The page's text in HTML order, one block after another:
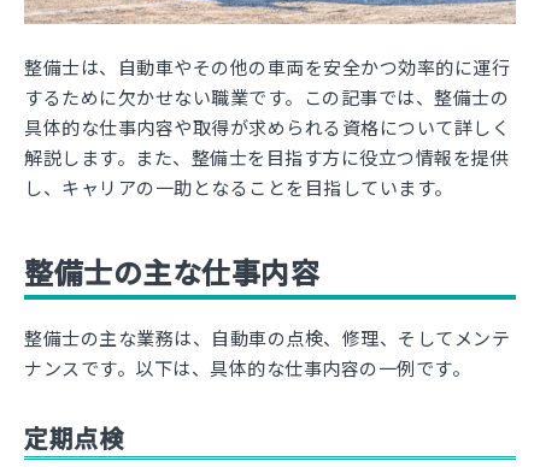
整備士は、自動車やその他の車両を安全かつ効率的に運行
するために欠かせない職業です。この記事では、整備士の
具体的な仕事内容や取得が求められる資格について詳しく
解説します。また、整備士を目指す方に役立つ情報を提供
し、キャリアの一助となることを目指しています。
整備士の主な仕事内容
整備士の主な業務は、自動車の点検、修理、そしてメンテ
ナンスです。以下は、具体的な仕事内容の一例です。
定期点検